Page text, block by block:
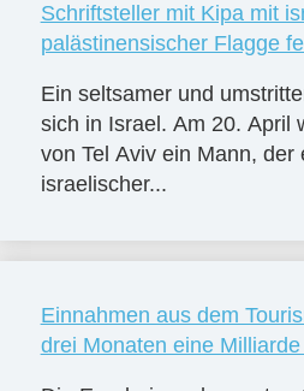
Schriftsteller mit Kipa mit
palästinensischer Flagge
Ein seltsamer und
sich in Israel. Am 20. April
von Tel Aviv ein Mann, der
israelischer...
Einnahmen aus dem
drei Monaten eine